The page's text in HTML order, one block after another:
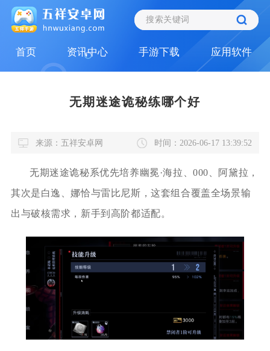
首页 资讯中心 手游下载 应用软件
无期迷途诡秘练哪个好
来源：五祥安卓网 时间：2026-06-17 13:39:52
无期迷途诡秘系优先培养幽冕·海拉、000、阿黛拉，
其次是白逸、娜恰与雷比尼斯，这套组合覆盖全场景输
出与破核需求，新手到高阶都适配。